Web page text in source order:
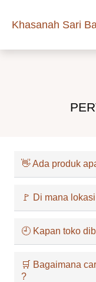
Khasanah Sari
👋 Ada produk
🚩 Di mana
🕘 Kapan toko
🛒 Bagaimana
?